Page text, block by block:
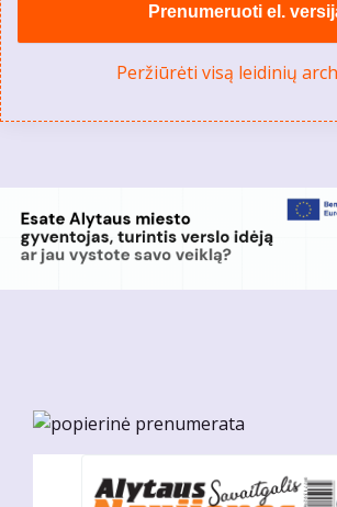
Prenumeruoti el.
Peržiūrėti visą leidinių